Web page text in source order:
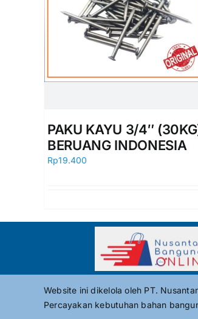
PAKU KAYU 3/4″
BERUANG INDONESIA
Rp19.400
Website ini dikelola oleh PT.
Percayakan kebutuhan bahan